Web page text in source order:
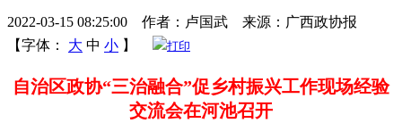
2022-03-15 08:25:00 作者：卢国武 来源：广西政协报
【字体：
大 中 小 】 打印
自治区政协“三治融合”促乡村振兴工作现场经验
交流会在河池召开